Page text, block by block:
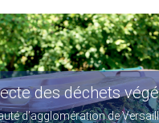
des déchets
d’agglomération de